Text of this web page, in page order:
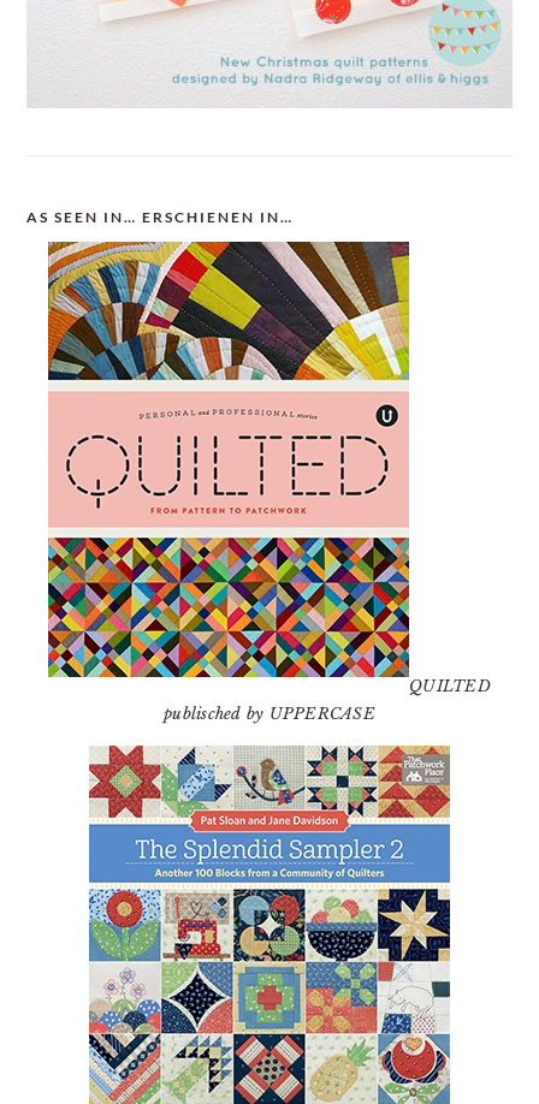
AS SEEN IN… ERSCHIENEN IN…
QUILTED
publisched by UPPERCASE